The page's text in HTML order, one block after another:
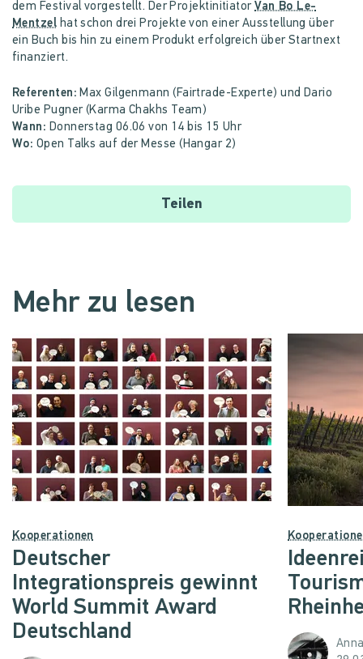
dem Festival vorgestellt. Der ProjektinitiatorVan Bo Le-
Mentzel hat schon drei Projekte von einer Ausstellung über
ein Buch bis hin zu einem Produkt erfolgreich über Startnext
finanziert.
Referenten: Max Gilgenmann (Fairtrade-Experte) und Dario
Uribe Pugner (Karma Chakhs Team)
Wann: Donnerstag 06.06 von 14 bis 15 Uhr
Wo: Open Talks auf der Messe (Hangar 2)
Teilen
Mehr zu lesen
Kooperationen
Deutscher
Integrationspreis gewinnt
World Summit Award
Deutschland